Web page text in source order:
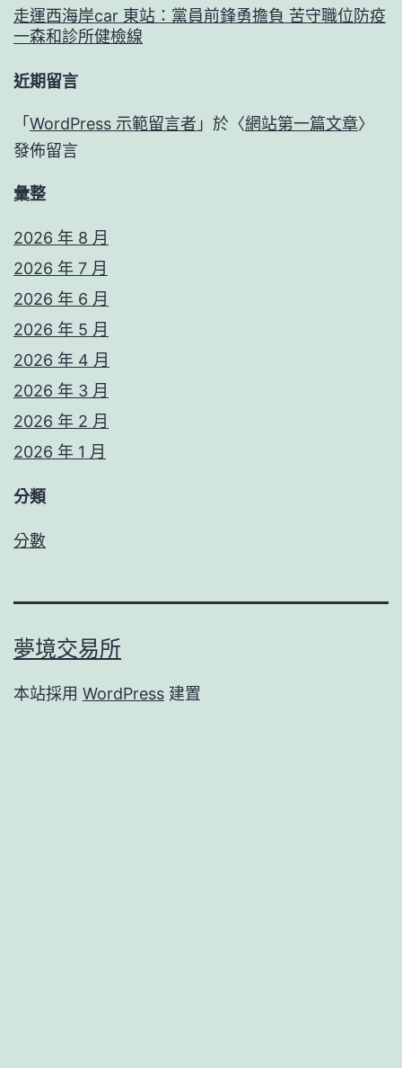
走運西海岸car 東站：黨員前鋒勇擔負 苦守職位防疫
一森和診所健檢線
近期留言
「WordPress 示範留言者 」於〈網站第一篇文章〉
發佈留言
彙整
2026 年 8 月
2026 年 7 月
2026 年 6 月
2026 年 5 月
2026 年 4 月
2026 年 3 月
2026 年 2 月
2026 年 1 月
分類
分數
夢境交易所
本站採用 WordPress 建置